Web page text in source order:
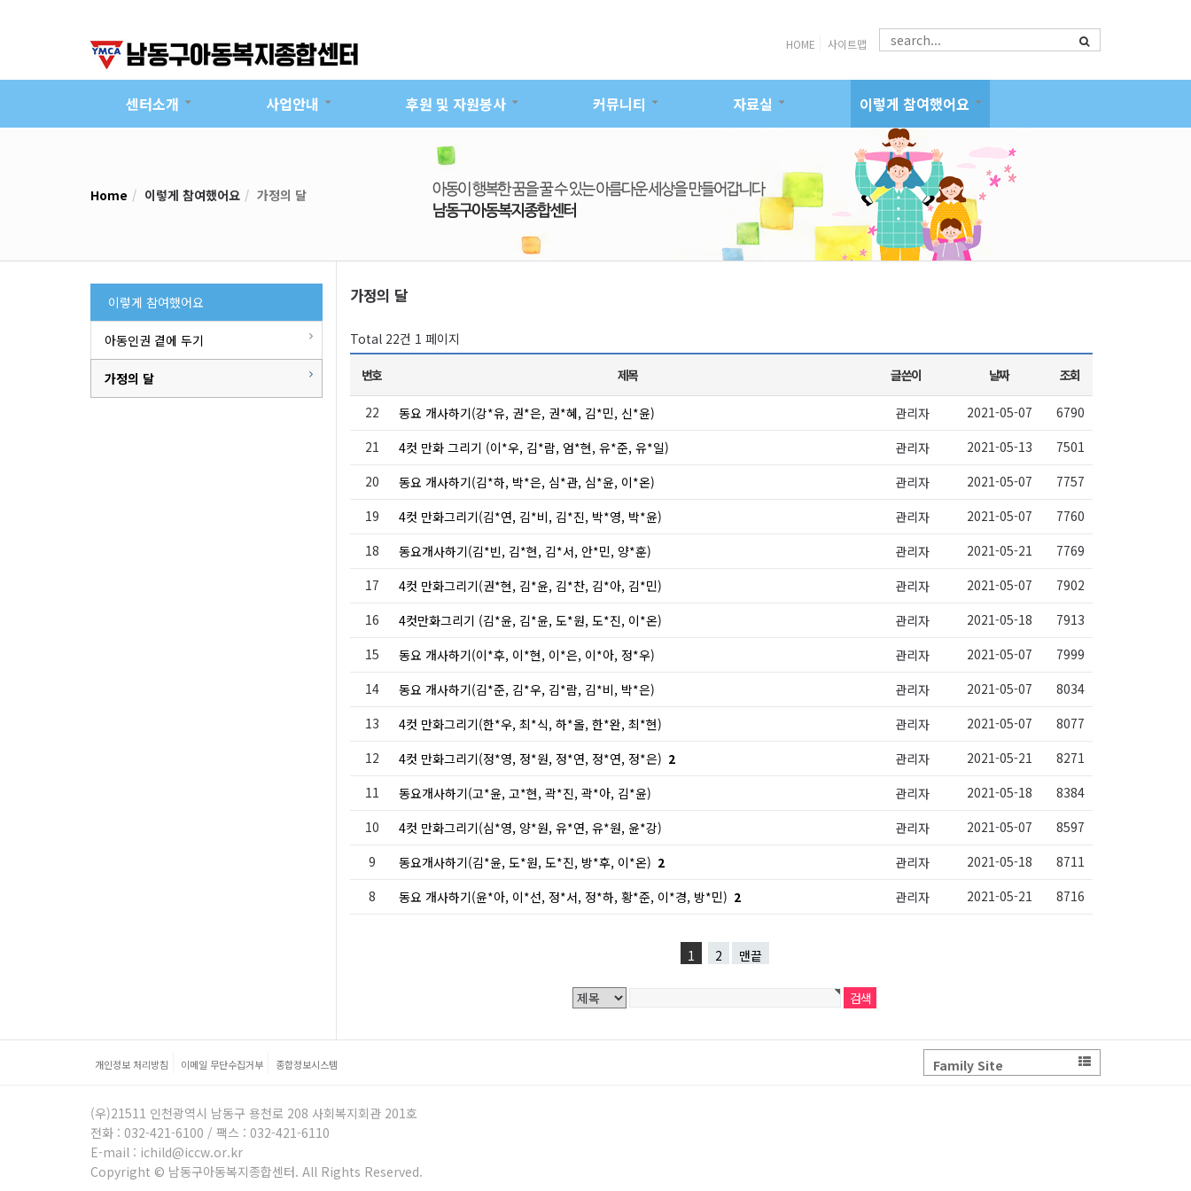
HOME 사이트맵
센터소개 사업안내 후원 및 자원봉사 커뮤니티 자료실 이렇게 참여했어요
Home 이렇게 참여했어요 가정의 달
이렇게 참여했어요
아동인권 곁에 두기
가정의 달
가정의 달
Total 22건 1 페이지
번호 제목 글쓴이 날짜 조회
22 동요 개사하기(강*유, 권*은, 권*혜, 김*민, 신*윤) 관리자 2021-05-07
6790
21
4컷 만화 그리기 (이*우, 김*람, 엄*현, 유*준, 유*일) 관리자 2021-05-13
7501
20
동요 개사하기(김*하, 박*은, 심*관, 심*윤, 이*온) 관리자 2021-05-07
7757
19
4컷 만화그리기(김*연, 김*비, 김*진, 박*영, 박*윤) 관리자 2021-05-07
7760
18
동요개사하기(김*빈, 김*현, 김*서, 안*민, 양*훈) 관리자 2021-05-21
7769
17
4컷 만화그리기(권*현, 김*윤, 김*찬, 김*아, 김*민) 관리자 2021-05-07
7902
16
4컷만화그리기 (김*윤, 김*윤, 도*원, 도*진, 이*온) 관리자 2021-05-18
7913
15
동요 개사하기(이*후, 이*현, 이*은, 이*아, 정*우) 관리자 2021-05-07
7999
14
동요 개사하기(김*준, 김*우, 김*람, 김*비, 박*은) 관리자 2021-05-07
8034
13
4컷 만화그리기(한*우, 최*식, 하*올, 한*완, 최*현) 관리자 2021-05-07
8077
12
4컷 만화그리기(정*영, 정*원, 정*연, 정*연, 정*은) 2 관리자 2021-05-21
8271
11
동요개사하기(고*윤, 고*현, 곽*진, 곽*아, 김*윤) 관리자 2021-05-18
8384
10
4컷 만화그리기(심*영, 양*원, 유*연, 유*원, 윤*강) 관리자 2021-05-07
8597
9
동요개사하기(김*윤, 도*원, 도*진, 방*후, 이*온) 2 관리자 2021-05-18
8711
8
동요 개사하기(윤*아, 이*선, 정*서, 정*하, 황*준, 이*경, 방*민) 2 관리자 2021-05-21 8716
1 2 맨끝
개인정보 처리방침 이메일 무단수집거부 종합정보시스템 Family Site
(우)21511 인천광역시 남동구 용천로 208 사회복지회관 201호
전화 : 032-421-6100 / 팩스 : 032-421-6110
E-mail : ichild@iccw.or.kr
Copyright © 남동구아동복지종합센터. All Rights Reserved.